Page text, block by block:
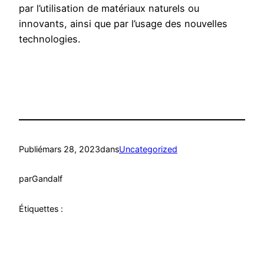
par l’utilisation de matériaux naturels ou
innovants, ainsi que par l’usage des nouvelles
technologies.
Publiémars 28, 2023dansUncategorized
parGandalf
Étiquettes :